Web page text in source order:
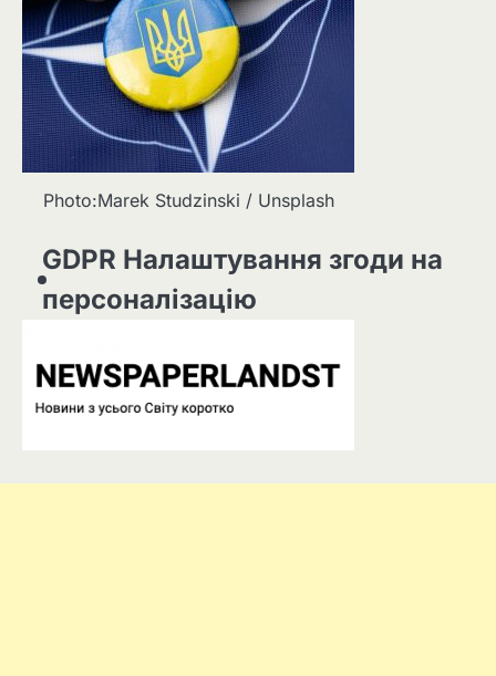
Photo:Marek Studzinski / Unsplash
GDPR Налаштування згоди на
персоналізацію